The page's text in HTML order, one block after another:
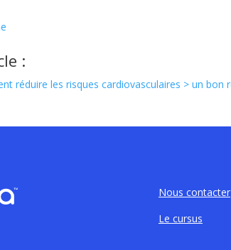
:
réduire les risques cardiovasculaires > un bon
Nous contacter
Le cursus